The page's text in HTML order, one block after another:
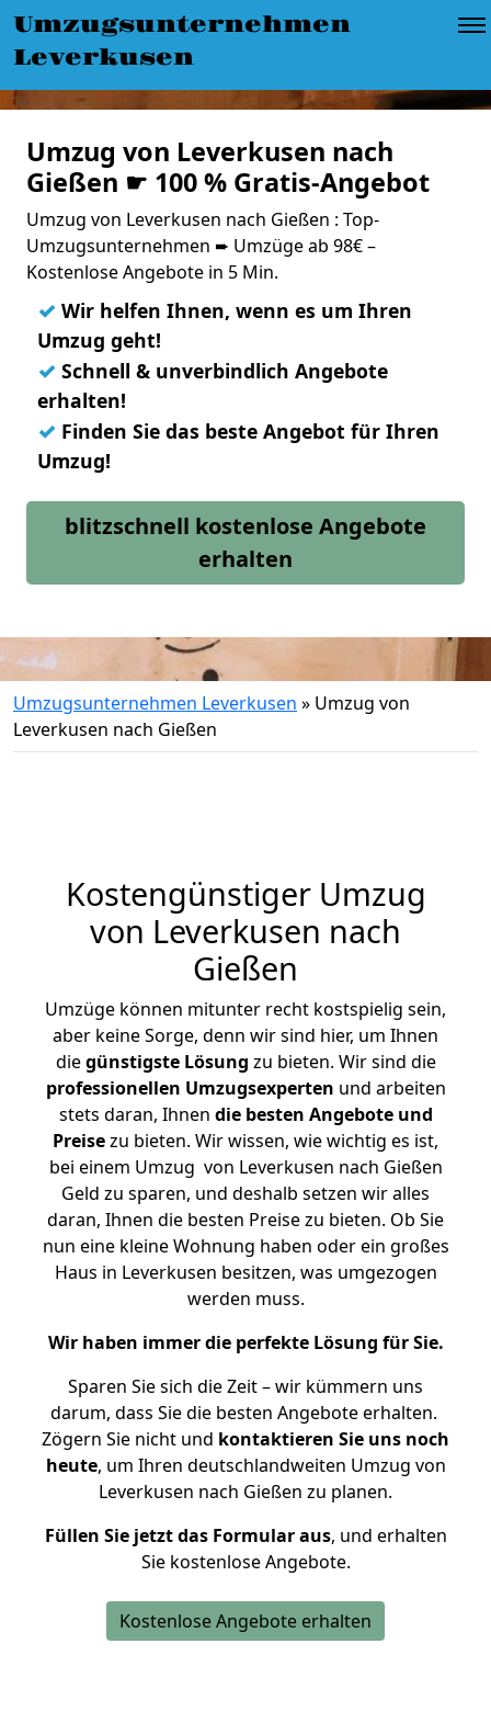
Umzugsunternehmen
Leverkusen
Umzug von Leverkusen nach
Gießen ☛ 100 % Gratis-Angebot
Umzug von Leverkusen nach Gießen : Top-
Umzugsunternehmen ➨ Umzüge ab 98€ –
Kostenlose Angebote in 5 Min.
✓ Wir helfen Ihnen, wenn es um Ihren
Umzug geht!
✓ Schnell & unverbindlich Angebote
erhalten!
✓ Finden Sie das beste Angebot für Ihren
Umzug!
blitzschnell kostenlose Angebote
erhalten
Umzugsunternehmen Leverkusen » Umzug von
Leverkusen nach Gießen
Kostengünstiger Umzug
von Leverkusen nach
Gießen
Umzüge können mitunter recht kostspielig sein,
aber keine Sorge, denn wir sind hier, um Ihnen
diegünstigste Lösung zu bieten. Wir sind die
professionellen Umzugsexperten und arbeiten
stets daran, Ihnen die besten Angebote und
Preisezu bieten. Wir wissen, wie wichtig es ist,
bei einem Umzug von Leverkusen nach Gießen
Geld zu sparen, und deshalb setzen wir alles
daran, Ihnen die besten Preise zu bieten. Ob Sie
nun eine kleine Wohnung haben oder ein großes
Haus in Leverkusen besitzen, was umgezogen
werden muss.
Wir haben immer die perfekte Lösung für Sie.
Sparen Sie sich die Zeit – wir kümmern uns
darum, dass Sie die besten Angebote erhalten.
Zögern Sie nicht und kontaktieren Sie uns noch
heute, um Ihren deutschlandweiten Umzug von
Leverkusen nach Gießen zu planen.
Füllen Sie jetzt das Formular aus, und erhalten
Sie kostenlose Angebote.
Kostenlose Angebote erhalten